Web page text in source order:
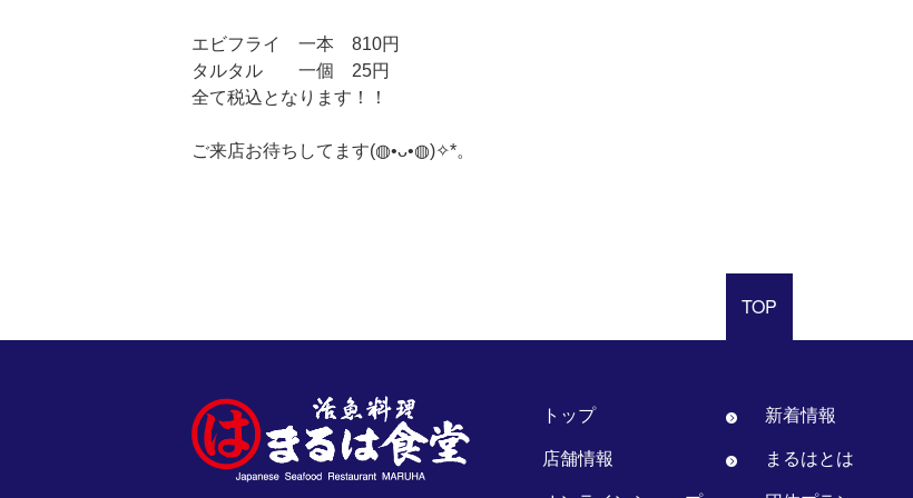
エビフライ 一本 810円
タルタル 一個 25円
全て税込となります！！
ご来店お待ちしてます(⁠◍⁠•⁠ᴗ⁠•⁠◍⁠)⁠✧⁠*⁠。
TOP
トップ
新着情報
店舗情報
まるはとは